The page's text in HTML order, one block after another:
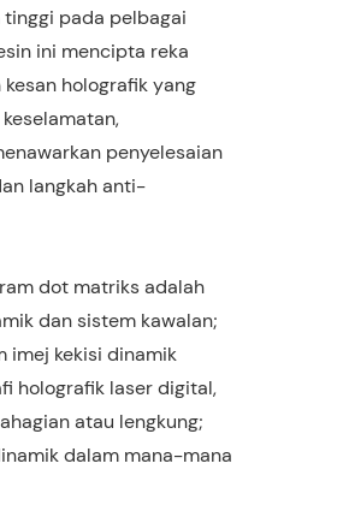
pada pelbagai
ini mencipta reka
holografik yang
penyelesaian
langkah anti-
dot matriks adalah
dan sistem kawalan;
imej kekisi dinamik
holografik laser digital,
atau lengkung;
dalam mana-mana